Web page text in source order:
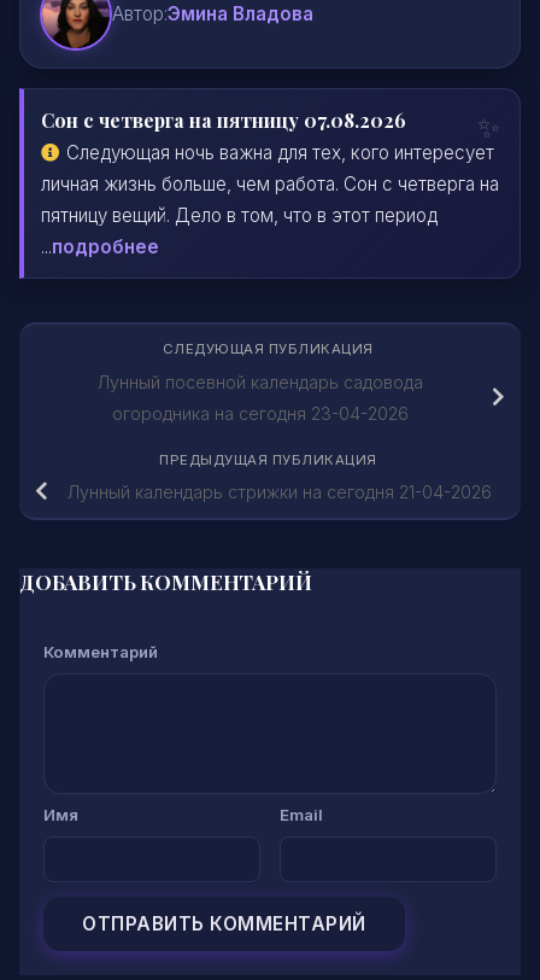
Автор:Эмина Владова
Сон с четверга на пятницу 07.08.2026
Следующая ночь важна для тех, кого интересует
личная жизнь больше, чем работа. Сон с четверга на
пятницу вещий. Дело в том, что в этот период
...подробнее
СЛЕДУЮЩАЯ ПУБЛИКАЦИЯ
Лунный посевной календарь садовода
огородника на сегодня 23-04-2026
ПРЕДЫДУЩАЯ ПУБЛИКАЦИЯ
Лунный календарь стрижки на сегодня 21-04-2026
ДОБАВИТЬ КОММЕНТАРИЙ
Комментарий
Имя Email